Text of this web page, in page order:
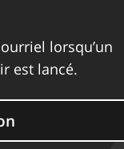
lorsqu’un
est lancé.